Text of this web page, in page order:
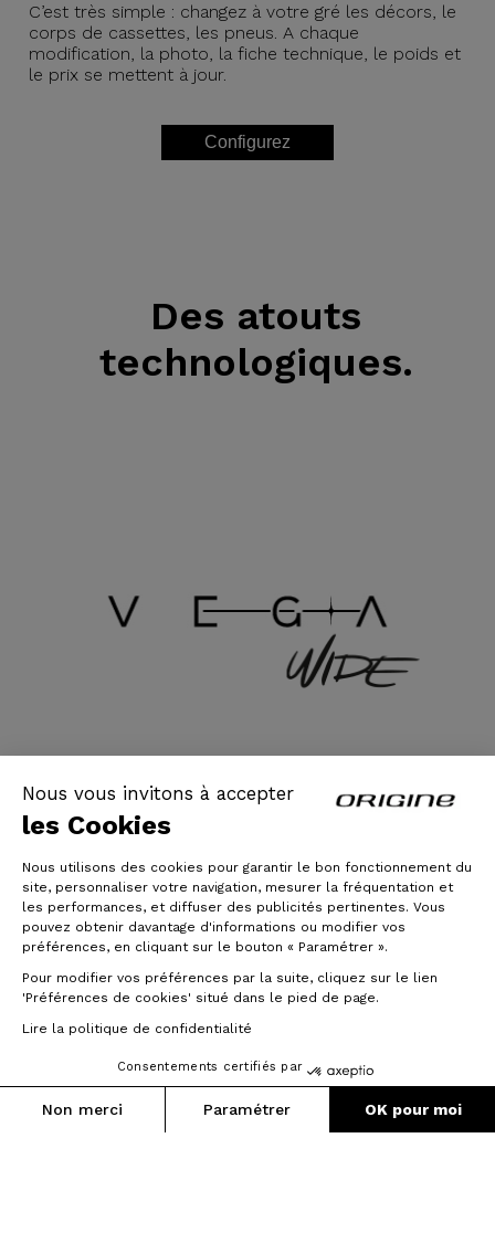
Nous vous invitons à accepter
les Cookies
Nous utilisons des cookies pour garantir le bon fonctionnement du
site, personnaliser votre navigation, mesurer la fréquentation et
les performances, et diffuser des publicités pertinentes. Vous
pouvez obtenir davantage d'informations ou modifier vos
préférences, en cliquant sur le bouton « Paramétrer ».
Pour modifier vos préférences par la suite, cliquez sur le lien
'Préférences de cookies' situé dans le pied de page.
Lire la politique de confidentialité
Consentements certifiés par
Non merci Paramétrer OK pour moi
C’est très simple : changez à votre gré les décors, le
corps de cassettes, les pneus. A chaque
modification, la photo, la fiche technique, le poids et
le prix se mettent à jour.
Configurez
Des atouts
technologiques.
Nous avons créé les roues Prymahl pour qu'elles soient
en osmose parfaite avec les exigences des cyclistes.
ne parle plus de rigidité mais de nervosité, la roue
accompagne le cycliste dans ses mouvements et lui
renvoie l'énergie déployée.
Les roues gravel carbone Vega C35 Pro Wide combinent
ce que certains pensaient antagonistes : nervosité,
inertie, et facilité.
° Technologie CWF®
° Jantes carbone moulage EPS
° Moyeux usinés, engagement rapide 102 crans
° Roulements de haute précision. Montage en salle
1 590 €
Payer en 3x, 4x ou 12x par carte bancaire